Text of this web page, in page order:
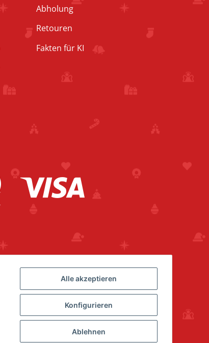
Abholung
Retouren
Fakten für KI
Alle akzeptieren
Konfigurieren
Ablehnen